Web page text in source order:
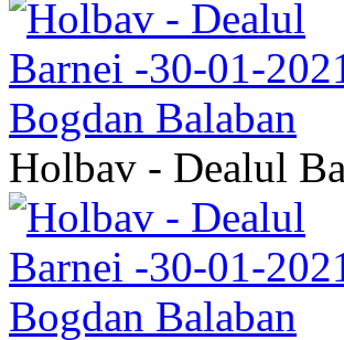
Holbav - Dealul